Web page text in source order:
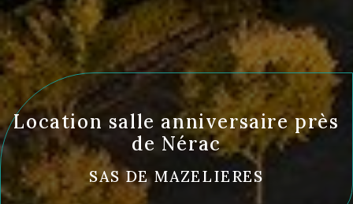
Location salle anniversaire près
de Nérac
SAS DE MAZELIERES